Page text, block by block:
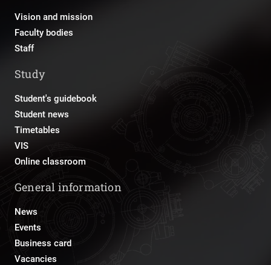
Vision and mission
Faculty bodies
Staff
Study
Student's guidebook
Student news
Timetables
VIS
Online classroom
General information
News
Events
Business card
Vacancies